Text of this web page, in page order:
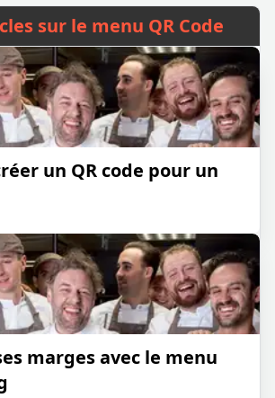
sur le menu QR Code
un QR code pour un
marges avec le menu